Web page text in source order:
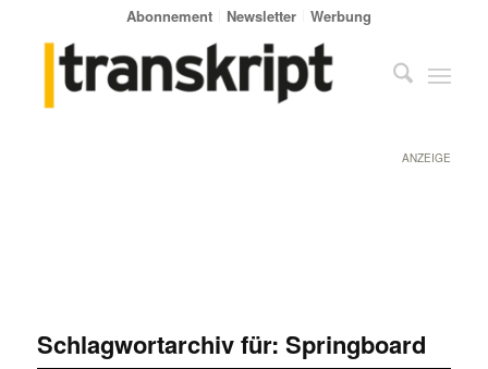
Abonnement Newsletter Werbung
ANZEIGE
Schlagwortarchiv für: Springboard